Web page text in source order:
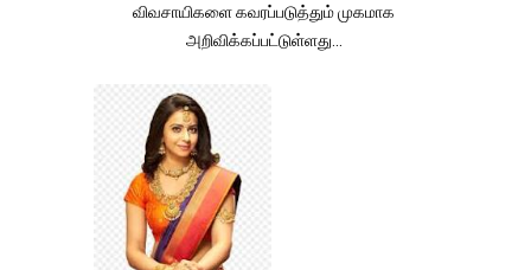
விவசாயிகளை கவரப்படுத்தும் முகமாக
அறிவிக்கப்பட்டுள்ளது...